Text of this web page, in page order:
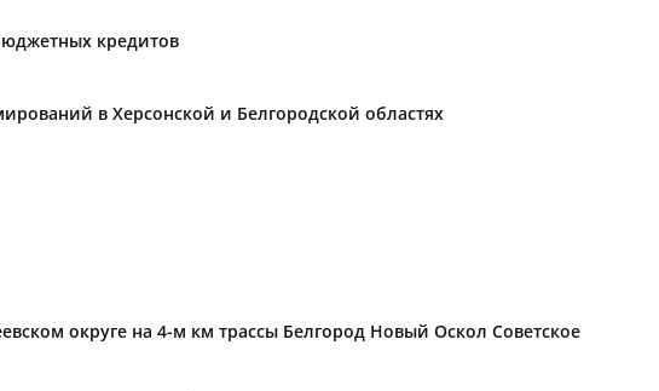
кредитов
в Херсонской и Белгородской областях
округе на 4-м км трассы Белгород Новый Оскол Советское